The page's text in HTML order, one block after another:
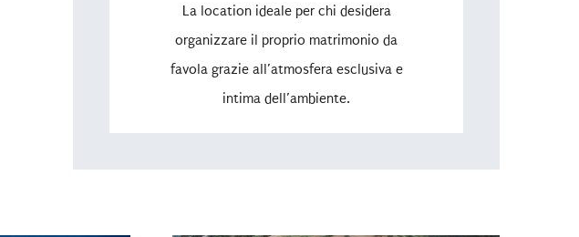
La location ideale per chi desidera
organizzare il proprio matrimonio da
favola grazie all’atmosfera esclusiva e
intima dell’ambiente.